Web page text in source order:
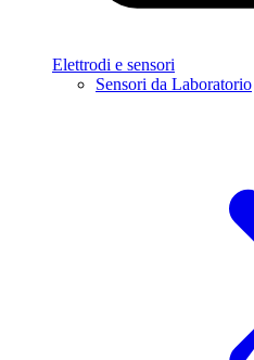
Elettrodi e sensori
Sensori da Laboratorio